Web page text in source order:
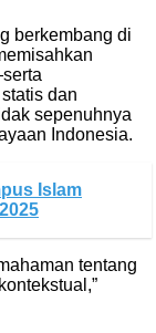
berkembang di
dan
sepenuhnya
Indonesia.
Islam
tentang